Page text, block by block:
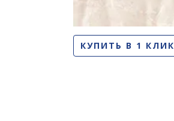
КУПИТЬ В 1 КЛИК